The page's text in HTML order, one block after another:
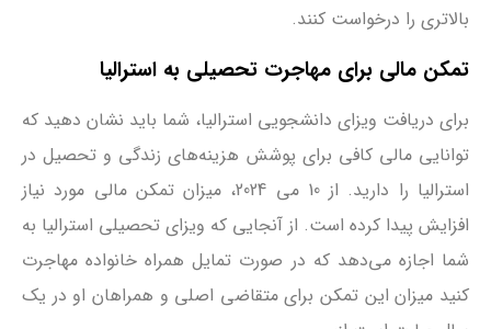
بالاتری را درخواست کنند.
تمکن مالی برای مهاجرت تحصیلی به استرالیا
برای دریافت ویزای دانشجویی استرالیا، شما باید نشان دهید که
توانایی مالی کافی برای پوشش هزینه‌های زندگی و تحصیل در
استرالیا را دارید. از 10 می 2024، میزان تمکن مالی مورد نیاز
افزایش پیدا کرده است. از آنجایی که ویزای تحصیلی استرالیا به
شما اجازه می‌دهد که در صورت تمایل همراه خانواده مهاجرت
کنید میزان این تمکن برای متقاضی اصلی و همراهان او در یک